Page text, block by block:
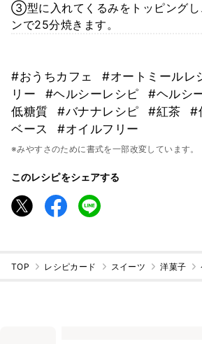
③型に入れてくるみをトッピングし
ンで25分焼きます。
#おうちカフェ #オートミールレ
リー
#ヘルシーレシピ #ヘルシ
低糖質
#バナナレシピ #紅茶 #
ベース
#オイルフリー
※みやすさのために書式を一部改変しています。
このレシピをシェアする
TOP レシピカード スイーツ 洋菓子